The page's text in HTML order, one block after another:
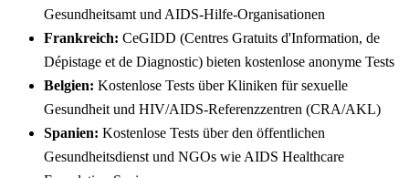
Gesundheitsamt und AIDS-Hilfe-Organisationen
Frankreich: CeGIDD (Centres Gratuits d'Information, de
Dépistage et de Diagnostic) bieten kostenlose anonyme Tests
Belgien: Kostenlose Tests über Kliniken für sexuelle
Gesundheit und HIV/AIDS-Referenzzentren (CRA/AKL)
Spanien: Kostenlose Tests über den öffentlichen
Gesundheitsdienst und NGOs wie AIDS Healthcare